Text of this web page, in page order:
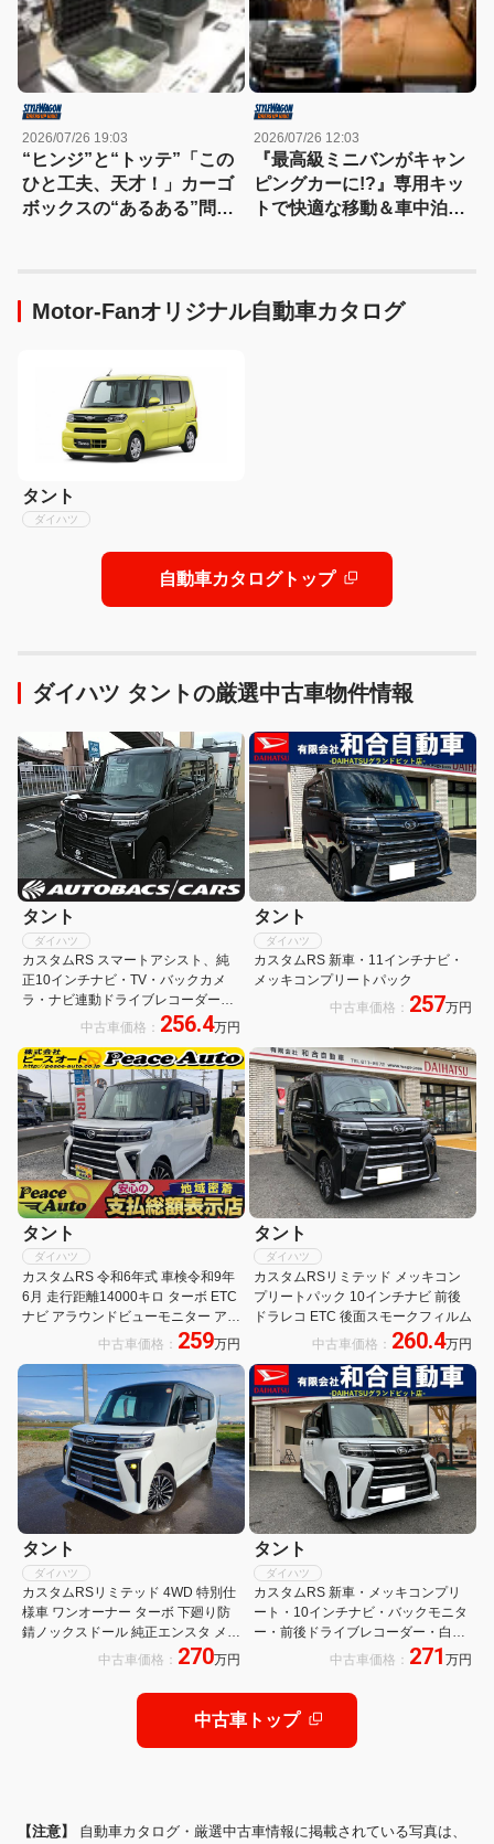
2026/07/26 19:03
“ヒンジ”と“トッテ”「この
ひと工夫、天才！」カーゴ
ボックスの“あるある”問題
2026/07/26 12:03
『最高級ミニバンがキャン
ピングカーに!?』専用キッ
トで快適な移動＆車中泊を
Motor-Fanオリジナル自動車カタログ
タント
ダイハツ
自動車カタログトップ
ダイハツ タントの厳選中古車物件情報
タント
ダイハツ
カスタムRS スマートアシスト、純
正10インチナビ・TV・バックカメ
ラ・ナビ連動ドライブレコーダー、
純正リモコンエンジンスターター、
ム、アダプティブドライビングビー
ム
中古車価格： 256.4万円
タント
ダイハツ
カスタムRS 新車・11インチナビ・
メッキコンプリートパック
中古車価格： 257万円
タント
ダイハツ
カスタムRS 令和6年式 車検令和9年
6月 走行距離14000キロ ターボ ETC
ナビ アラウンドビューモニター アダ
プティブクルーズコントロール 両側
パワスラ 純正アルミ シートヒーター
衝突被害軽減システム
中古車価格： 259万円
タント
ダイハツ
カスタムRSリミテッド メッキコン
プリートパック 10インチナビ 前後
ドラレコ ETC 後面スモークフィルム
中古車価格： 260.4万円
タント
ダイハツ
カスタムRSリミテッド 4WD 特別仕
様車 ワンオーナー ターボ 下廻り防
錆ノックスドール 純正エンスタ メッ
キグリル 全方位カメラ アルパイン
インカー・室内灯 アイドルキャンセ
中古車価格： 270万円
タント
ダイハツ
カスタムRS 新車・メッキコンプリ
ート・10インチナビ・バックモニタ
ー・前後ドライブレコーダー・白黒
2トーンカラー中古車価格： 271 万円
中古車トップ
【注意】 自動車カタログ・厳選中古車情報に掲載されている写真は、